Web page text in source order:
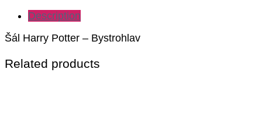
Description
Šál Harry Potter – Bystrohlav
Related products